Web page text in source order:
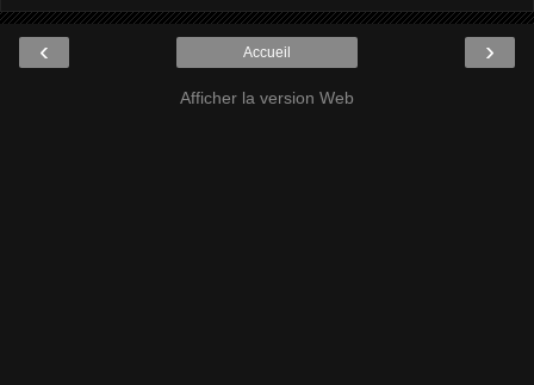
‹ ›
Accueil
Afficher la version Web